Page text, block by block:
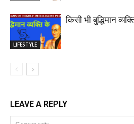
LIFESTYLE
किसी भी बुद्धिमान
LEAVE A REPLY